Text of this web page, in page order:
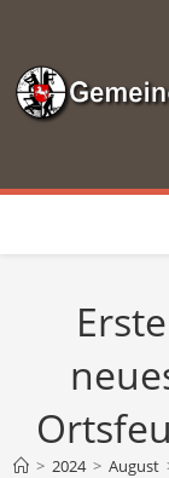
springen
> 2024 > August